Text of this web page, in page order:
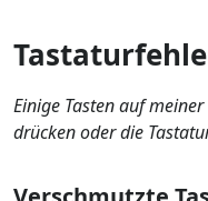
Einige Tasten auf
drücken oder die